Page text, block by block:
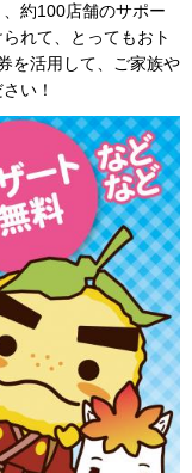
約100店舗のサポー
れて、とってもおト
を活用して、ご家族や
い！